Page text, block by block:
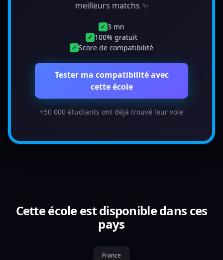
meilleurs matchs ✨
✓ 3 mn
✓ 100% gratuit
✓ Score de compatibilité
Tester ma compatibilité avec
cette école
+50 000 étudiants ont déjà trouvé leur voie
Cette école est disponible dans ces
pays
France